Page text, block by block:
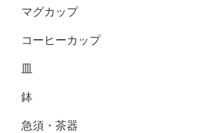
マグカップ
コーヒーカップ
皿
鉢
急須・茶器